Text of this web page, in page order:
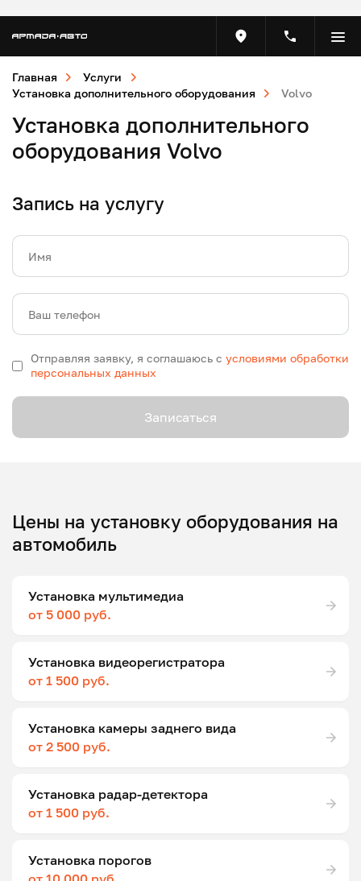
Главная
Услуги
Установка дополнительного оборудования
Volvo
Установка дополнительного
оборудования Volvo
Запись на услугу
Имя
Ваш телефон
Отправляя заявку, я соглашаюсь с условиями обработки
персональных данных
Записаться
Цены на установку оборудования на
автомобиль
Установка мультимедиа
от 5 000 руб.
Установка видеорегистратора
от 1 500 руб.
Установка камеры заднего вида
от 2 500 руб.
Установка радар-детектора
от 1 500 руб.
Установка порогов